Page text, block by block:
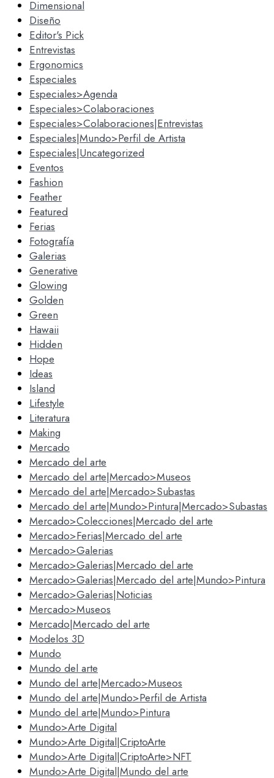
Dimensional
Diseño
Editor's Pick
Entrevistas
Ergonomics
Especiales
Especiales>Agenda
Especiales>Colaboraciones
Especiales>Colaboraciones|Entrevistas
Especiales|Mundo>Perfil de Artista
Especiales|Uncategorized
Eventos
Fashion
Feather
Featured
Ferias
Fotografía
Galerias
Generative
Glowing
Golden
Green
Hawaii
Hidden
Hope
Ideas
Island
Lifestyle
Literatura
Making
Mercado
Mercado del arte
Mercado del arte|Mercado>Museos
Mercado del arte|Mercado>Subastas
Mercado del arte|Mundo>Pintura|Mercado>Subastas
Mercado>Colecciones|Mercado del arte
Mercado>Ferias|Mercado del arte
Mercado>Galerias
Mercado>Galerias|Mercado del arte
Mercado>Galerias|Mercado del arte|Mundo>Pintura
Mercado>Galerias|Noticias
Mercado>Museos
Mercado|Mercado del arte
Modelos 3D
Mundo
Mundo del arte
Mundo del arte|Mercado>Museos
Mundo del arte|Mundo>Perfil de Artista
Mundo del arte|Mundo>Pintura
Mundo>Arte Digital
Mundo>Arte Digital|CriptoArte
Mundo>Arte Digital|CriptoArte>NFT
Mundo>Arte Digital|Mundo del arte